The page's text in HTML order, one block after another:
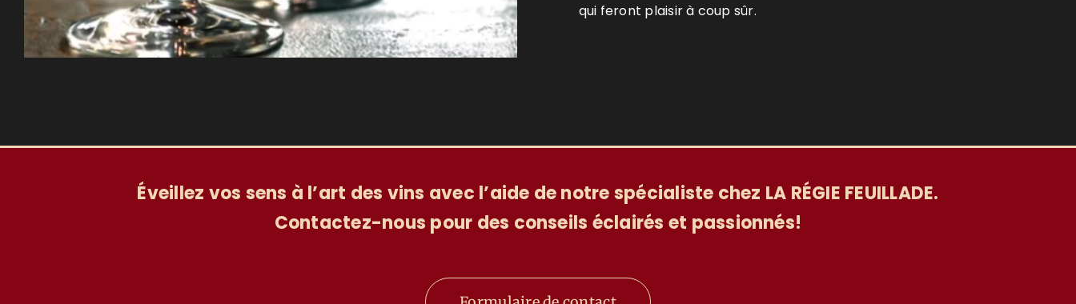
qui feront plaisir à coup sûr.
Éveillez vos sens à l’art des vins avec l’aide de notre spécialiste chez LA RÉGIE FEUILLADE.
Contactez-nous pour des conseils éclairés et passionnés!